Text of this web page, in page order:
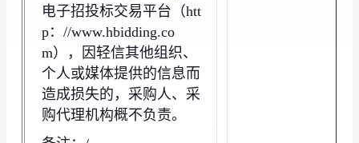
电子招投标交易平台（htt
p：//www.hbidding.co
m），因轻信其他组织、
个人或媒体提供的信息而
造成损失的，采购人、采
购代理机构概不负责。